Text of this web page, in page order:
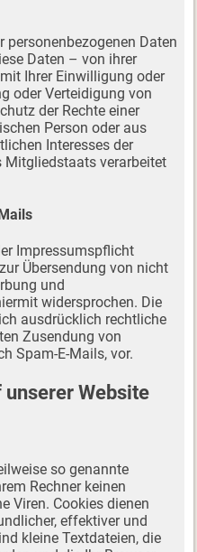
personenbezogenen Daten
Daten – von ihrer
Ihrer Einwilligung oder
oder Verteidigung von
der Rechte einer
Person oder aus
Interesses der
Mitgliedstaats verarbeitet
Impressumspflicht
Übersendung von nicht
und
widersprochen. Die
ausdrücklich rechtliche
Zusendung von
Spam-E-Mails, vor.
Website
so genannte
Rechner keinen
Viren. Cookies dienen
effektiver und
kleine Textdateien, die